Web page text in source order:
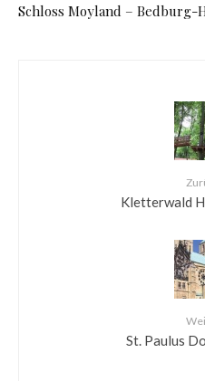
Schloss Moyland – Bedburg-
Kletterwald
St. Paulus